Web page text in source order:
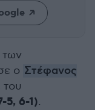
των
ο Στέφανος
του
5, 6-1).